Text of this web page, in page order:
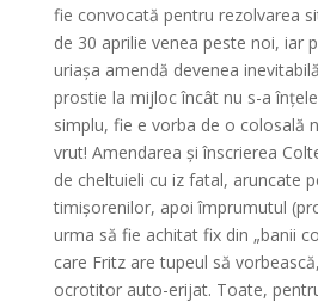
fie convocată pentru rezolvarea
de 30 aprilie venea peste noi, iar
uriașa amendă devenea
prostie la mijloc încât nu s-a
simplu, fie e vorba de o colosală
vrut! Amendarea și înscrierea
de cheltuieli cu iz fatal, aruncate
timișorenilor, apoi împrumutul
urma să fie achitat fix din „banii
care Fritz are tupeul să
ocrotitor auto-erijat. Toate,